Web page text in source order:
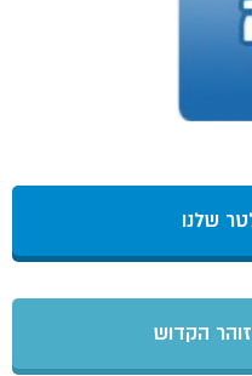
שלנו
הקדוש